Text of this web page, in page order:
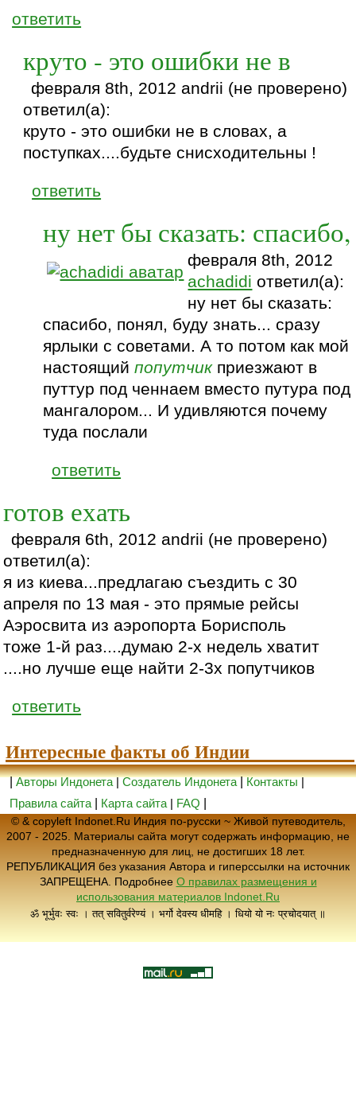
ответить
круто - это ошибки не в
февраля 8th, 2012 andrii (не проверено)
ответил(а):
круто - это ошибки не в словах, а
поступках....будьте снисходительны !
ответить
ну нет бы сказать: спасибо,
февраля 8th, 2012
achadidi ответил(а):
ну нет бы сказать:
спасибо, понял, буду знать... сразу
ярлыки с советами. А то потом как мой
настоящийпопутчикприезжают в
путтур под ченнаем вместо путура под
мангалором... И удивляются почему
туда послали
ответить
готов ехать
февраля 6th, 2012 andrii (не проверено)
ответил(а):
я из киева...предлагаю съездить с 30
апреля по 13 мая - это прямые рейсы
Аэросвита из аэропорта Борисполь
тоже 1-й раз....думаю 2-х недель хватит
....но лучше еще найти 2-3х попутчиков
ответить
Интересные факты об Индии
|Авторы Индонета|Создатель Индонета|Контакты|
Правила сайта
Карта сайта | FAQ
© & copyleft Indonet.Ru Индия по-русски ~ Живой путеводитель,
2007 - 2025. Материалы сайта могут содержать информацию, не
предназначенную для лиц, не достигших 18 лет.
РЕПУБЛИКАЦИЯ без указания Автора и гиперссылки на источник
ЗАПРЕЩЕНА. Подробнее О правилах размещения и
использования материалов Indonet.Ru
ॐ भूर्भुवः स्वः । तत् सवितुर्वरेण्यं । भर्गो देवस्य धीमहि । धियो यो नः प्रचोदयात् ॥